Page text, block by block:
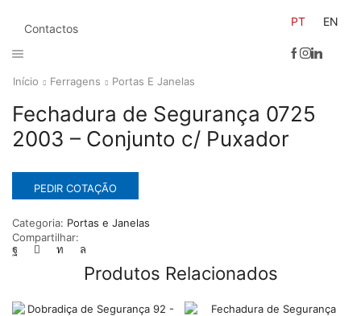
Contactos
PT EN
Início Ferragens Portas E Janelas
Fechadura de Segurança 0725
2003 – Conjunto c/ Puxador
PEDIR COTAÇÃO
Categoria: Portas e Janelas
Compartilhar:
Produtos Relacionados